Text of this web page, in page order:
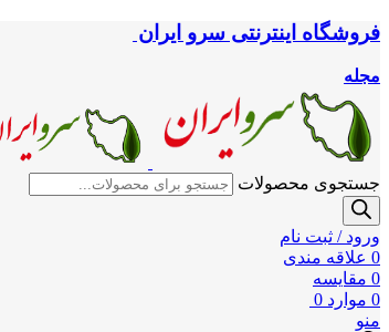
فروشگاه اینترنتی سرو ایران
مجله
جستجوی محصولات
ورود / ثبت نام
0 علاقه مندی
0 مقایسه
0 موارد 0
منو